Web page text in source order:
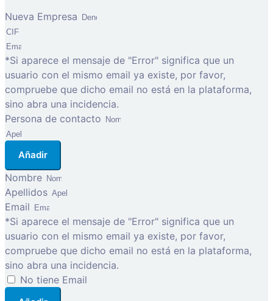
Nueva Empresa
*Si aparece el mensaje de "Error" significa que un
usuario con el mismo email ya existe, por favor,
compruebe que dicho email no está en la plataforma,
sino abra una incidencia.
Persona de contacto
Añadir
Nombre
Apellidos
Email
*Si aparece el mensaje de "Error" significa que un
usuario con el mismo email ya existe, por favor,
compruebe que dicho email no está en la plataforma,
sino abra una incidencia.
No tiene Email